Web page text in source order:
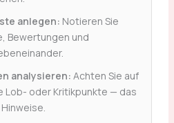
anlegen: Notieren Sie
Bewertungen und
analysieren: Achten Sie auf
Lob- oder Kritikpunkte — das